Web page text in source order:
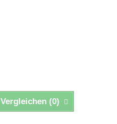
Vergleichen (0)